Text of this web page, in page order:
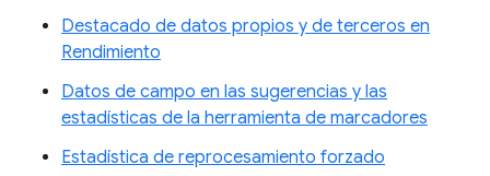
Destacado de datos propios y de terceros en
Rendimiento
Datos de campo en las sugerencias y las
estadísticas de la herramienta de marcadores
Estadística de reprocesamiento forzado